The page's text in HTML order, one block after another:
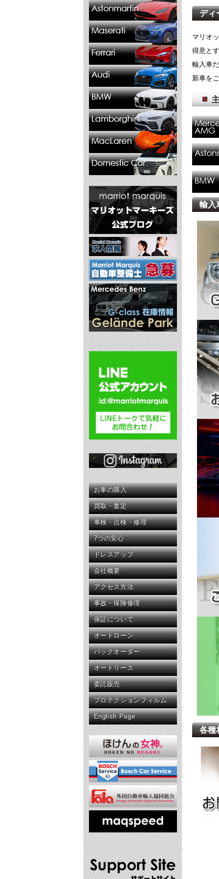
ディ
マリオ
得意と
輸入車
新車を
輸入
各種
お車の購入
買取・査定
車検・点検・修理
7つの安心
ドレスアップ
会社概要
アクセス方法
事故・保険修理
保証について
オートローン
バックオーダー
オートリース
委託販売
プロテクションフィルム
English Page